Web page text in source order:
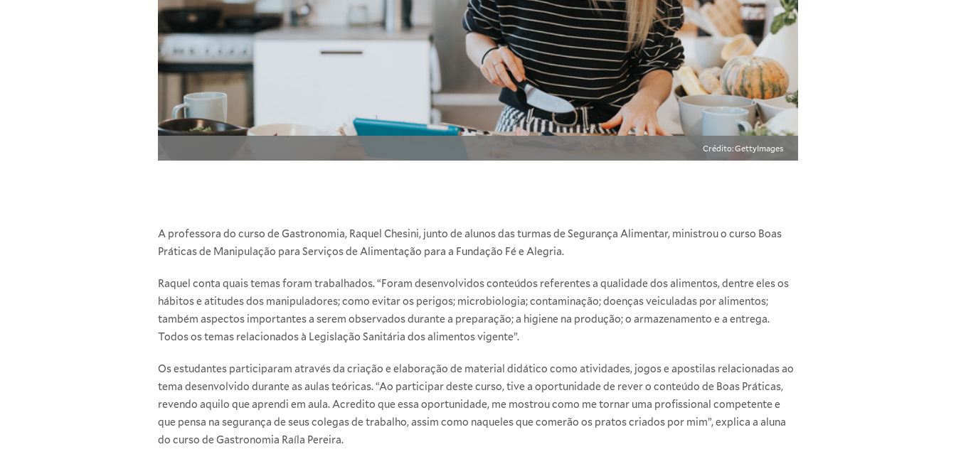
Crédito: GettyImages
A professora do curso de Gastronomia, Raquel Chesini, junto de alunos das turmas de Segurança Alimentar, ministrou o curso Boas
Práticas de Manipulação para Serviços de Alimentação para a Fundação Fé e Alegria.
Raquel conta quais temas foram trabalhados. “Foram desenvolvidos conteúdos referentes a qualidade dos alimentos, dentre eles os
hábitos e atitudes dos manipuladores; como evitar os perigos; microbiologia; contaminação; doenças veiculadas por alimentos;
também aspectos importantes a serem observados durante a preparação; a higiene na produção; o armazenamento e a entrega.
Todos os temas relacionados à Legislação Sanitária dos alimentos vigente”.
Os estudantes participaram através da criação e elaboração de material didático como atividades, jogos e apostilas relacionadas ao
tema desenvolvido durante as aulas teóricas. “Ao participar deste curso, tive a oportunidade de rever o conteúdo de Boas Práticas,
revendo aquilo que aprendi em aula. Acredito que essa oportunidade, me mostrou como me tornar uma profissional competente e
que pensa na segurança de seus colegas de trabalho, assim como naqueles que comerão os pratos criados por mim”, explica a aluna
do curso de Gastronomia Raíla Pereira.